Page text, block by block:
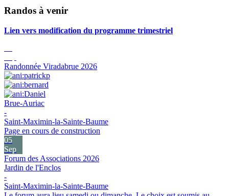
Randos à venir
Lien vers modification du programme trimestriel
Randonnée Viradabrue 2026
Brue-Auriac
-
Saint-Maximin-la-Sainte-Baume
Page en cours de construction
05
Sep
Forum des Associations 2026
Jardin de l'Enclos
-
Saint-Maximin-la-Sainte-Baume